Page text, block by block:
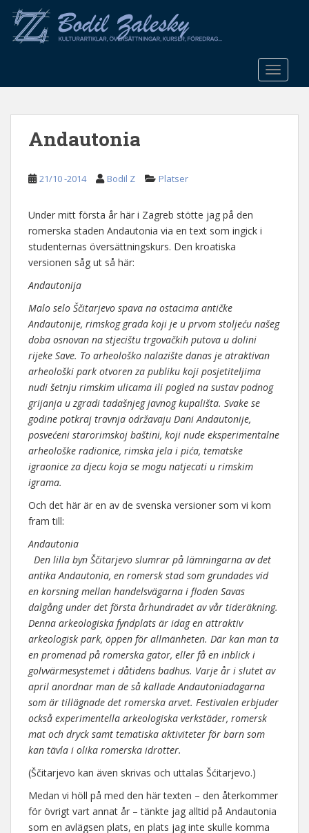
o
Andautonia
21/10 -2014 Bodil Z Platser
Under mitt första år här i Zagreb stötte jag på den
romerska staden Andautonia via en text som ingick i
studenternas översättningskurs. Den kroatiska
versionen såg ut så här:
Andautonija
Malo selo Ščitarjevo spava na ostacima antičke
Andautonije, rimskog grada koji je u prvom stoljeću našeg
doba osnovan na stjecištu trgovačkih putova u dolini
rijeke Save. To arheološko nalazište danas je atraktivan
arheološki park otvoren za publiku koji posjetiteljima
nudi šetnju rimskim ulicama ili pogled na sustav podnog
grijanja u zgradi tadašnjeg javnog kupališta. Svake se
godine potkraj travnja održavaju Dani Andautonije,
posvećeni starorimskoj baštini, koji nude eksperimentalne
arheološke radionice, rimska jela i pića, tematske
igraonice za djecu koja se mogu natjecati u rimskim
igrama.
Och det här är en av de svenska versioner som vi kom
fram till:
Andautonia
Den lilla byn Ščitarjevo slumrar på lämningarna av det
antika Andautonia, en romersk stad som grundades vid
en korsning mellan handelsvägarna i floden Savas
dalgång under det första århundradet av vår tideräkning.
Denna arkeologiska fyndplats är idag en attraktiv
arkeologisk park, öppen för allmänheten. Där kan man ta
en promenad på romerska gator, eller få en inblick i
golvvärmesystemet i dåtidens badhus. Varje år i slutet av
april anordnar man de så kallade Andautoniadagarna
som är tillägnade det romerska arvet. Festivalen erbjuder
också experimentella arkeologiska verkstäder, romersk
mat och dryck samt tematiska aktiviteter för barn som
kan tävla i olika romerska idrotter.
(Ščitarjevo kan även skrivas och uttalas Šćitarjevo.)
Medan vi höll på med den här texten – den återkommer
för övrigt vart annat år – tänkte jag alltid på Andautonia
som en avlägsen plats, en plats jag inte skulle komma